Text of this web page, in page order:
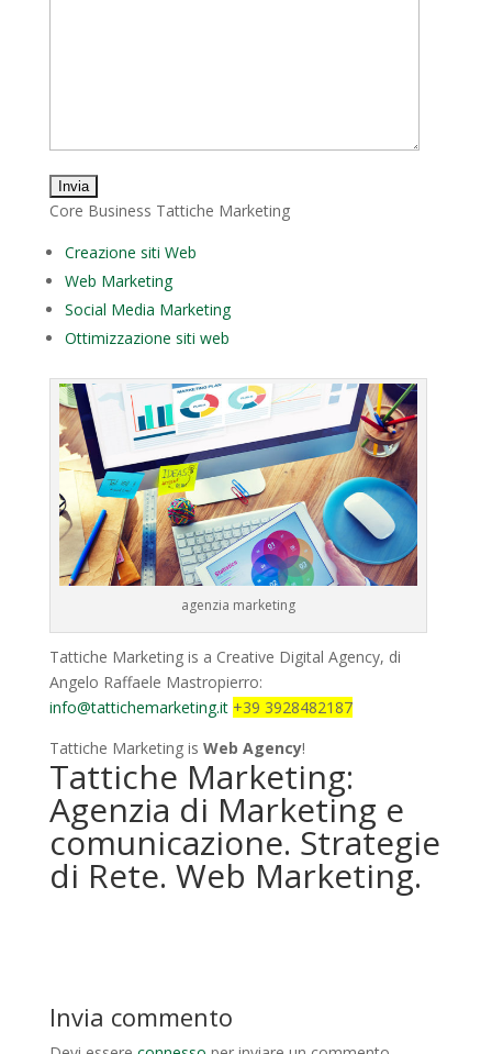
Core Business Tattiche Marketing
Creazione siti Web
Web Marketing
Social Media Marketing
Ottimizzazione siti web
agenzia marketing
Tattiche Marketing is a Creative Digital Agency, di
Angelo Raffaele Mastropierro:
info@tattichemarketing.it +39 3928482187
Tattiche Marketing is Web Agency!
Tattiche Marketing:
Agenzia di Marketing e
comunicazione. Strategie
di Rete. Web Marketing.
Invia commento